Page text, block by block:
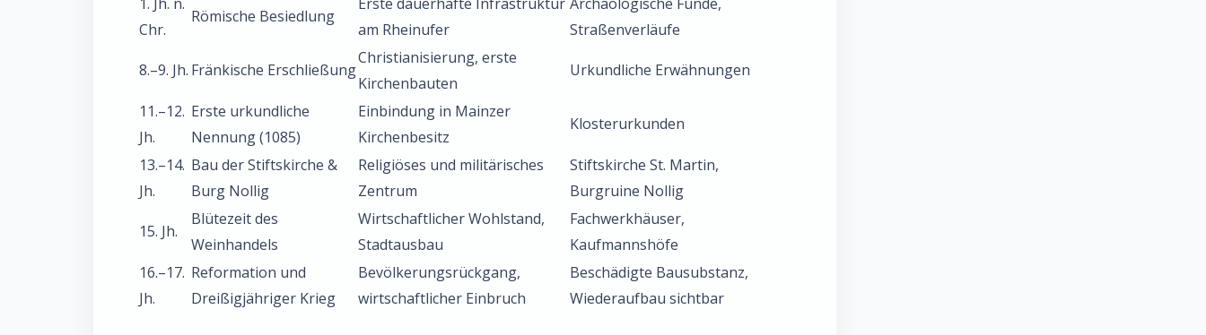
Chr.
Römische Besiedlung
am Rheinufer
Straßenverläufe
8.–9. Jh. Fränkische Erschließung
Christianisierung, erste
Kirchenbauten
Urkundliche Erwähnungen
11.–12.
Jh.
Erste urkundliche
Nennung (1085)
Einbindung in Mainzer
Kirchenbesitz
Klosterurkunden
13.–14.
Jh.
Bau der Stiftskirche &
Burg Nollig
Religiöses und militärisches
Zentrum
Stiftskirche St. Martin,
Burgruine Nollig
15. Jh.
Blütezeit des
Weinhandels
Wirtschaftlicher Wohlstand,
Stadtausbau
Fachwerkhäuser,
Kaufmannshöfe
16.–17.
Jh.
Reformation und
Dreißigjähriger Krieg
Bevölkerungsrückgang,
wirtschaftlicher Einbruch
Beschädigte Bausubstanz,
Wiederaufbau sichtbar